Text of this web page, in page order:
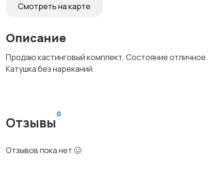
Смотреть на карте
Описание
Продаю кастинговый комплект. Состояние отличное.
Катушка без нареканий.
Отзывы
0
Отзывов пока нет 🥴